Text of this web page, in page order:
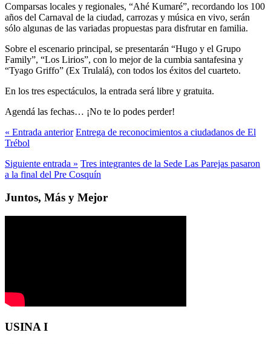
Comparsas locales y regionales, “Ahé Kumaré”, recordando los 100
años del Carnaval de la ciudad, carrozas y música en vivo, serán
sólo algunas de las variadas propuestas para disfrutar en familia.
Sobre el escenario principal, se presentarán “Hugo y el Grupo
Family”, “Los Lirios”, con lo mejor de la cumbia santafesina y
“Tyago Griffo” (Ex Trulalá), con todos los éxitos del cuarteto.
En los tres espectáculos, la entrada será libre y gratuita.
Agendá las fechas… ¡No te lo podes perder!
« Entrada anterior Entrega de reconocimientos a ciudadanos de El
Trébol
Siguiente entrada » Tres integrantes de la Sede Las Parejas pasaron
a la final del Pre Cosquín
Juntos, Más y Mejor
USINA I